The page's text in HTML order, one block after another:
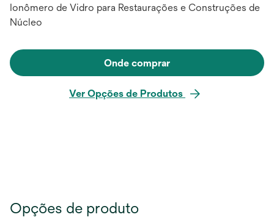
Ionômero de Vidro para Restaurações e Construções de
Núcleo
Onde comprar
Ver Opções de Produtos
Opções de produto